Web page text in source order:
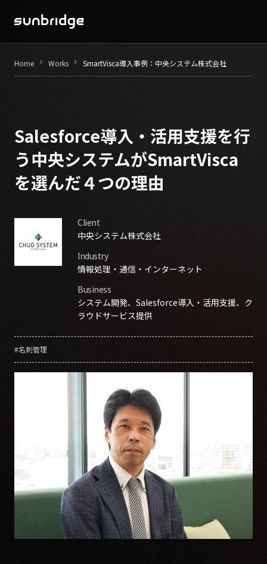
Seminar / Contents
Company
Recruit
Contact
Home keyboard_arrow_right Works keyboard_arrow_right SmartVisca導入事例：中央システム株式会社
Salesforce導入・活用支援を行
う中央システムがSmartVisca
を選んだ４つの理由
Client
中央システム株式会社
Industry
情報処理・通信・インターネット
Business
システム開発、Salesforce導入・活用支援、ク
ラウドサービス提供
#名刺管理